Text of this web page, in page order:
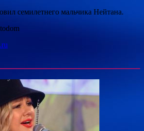
семилетнего мальчика Нейтана.